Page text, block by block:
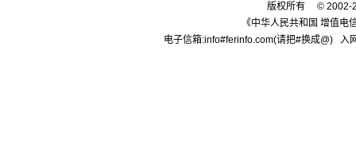
版权所有 © 2002-
《中华人民共和国 增值电
电子信箱:info#ferinfo.com(请把#换成@)